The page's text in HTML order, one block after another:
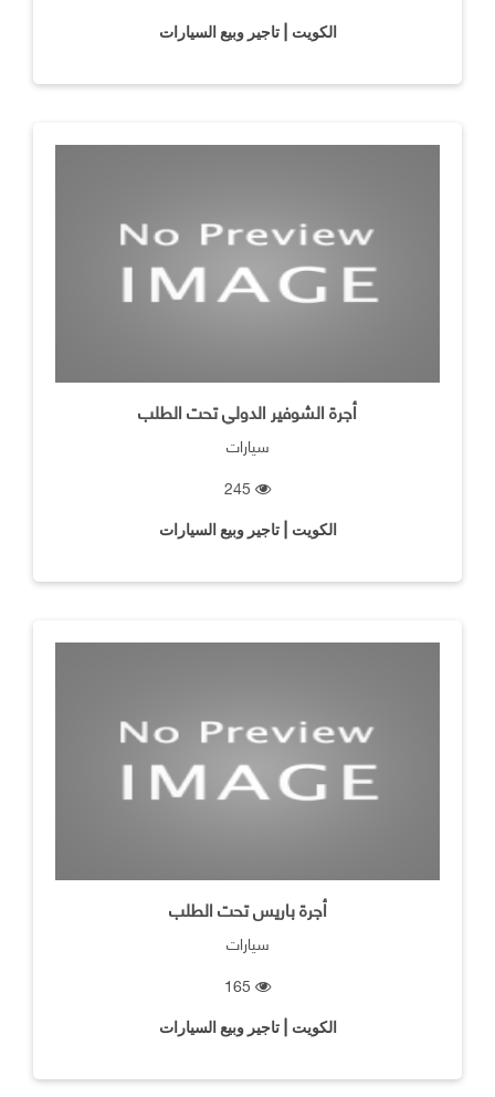
الكويت | تاجير وبيع السيارات
أجرة الشوفير الدولي تحت الطلب
سيارات
الكويت | تاجير وبيع السيارات
أجرة باريس تحت الطلب
سيارات
الكويت | تاجير وبيع السيارات